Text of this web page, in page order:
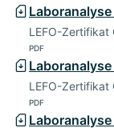
LEFO-
PDF
LEFO-Zertifikat
PDF